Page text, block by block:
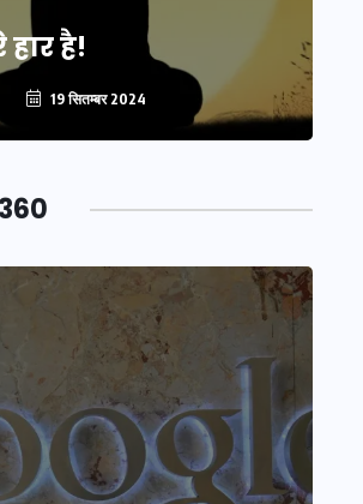
है!
19 सितम्बर 2024